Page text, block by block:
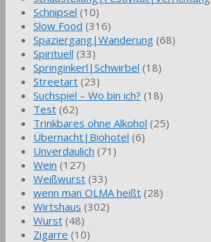
Schnipsel (10)
Slow Food (316)
Spaziergang|Wanderung (68)
Spirituell (33)
Springinkerl|Schwirbel (18)
Streetart (23)
Suchspiel – Wo bin ich? (18)
Test (62)
Trinkbares ohne Alkohol (25)
Übernacht|Biohotel (6)
Unverdaulich (71)
Wein (127)
Weißwurst (33)
wenn man OLMA heißt (28)
Wirtshaus (302)
Wurst (48)
Zigarre (10)